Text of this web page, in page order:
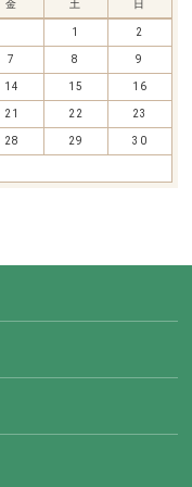
金 土 日
1 2
7 8 9
14 15 16
21 22 23
28 29 30